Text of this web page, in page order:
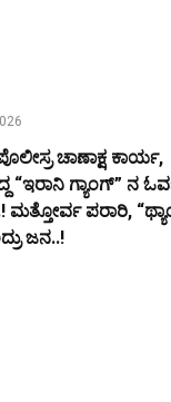
ಚಾಣಾಕ್ಷ ಕಾರ್ಯ,
“ಇರಾನಿ ಗ್ಯಾಂಗ್” ನ
ಪರಾರಿ,
ಜನ..!